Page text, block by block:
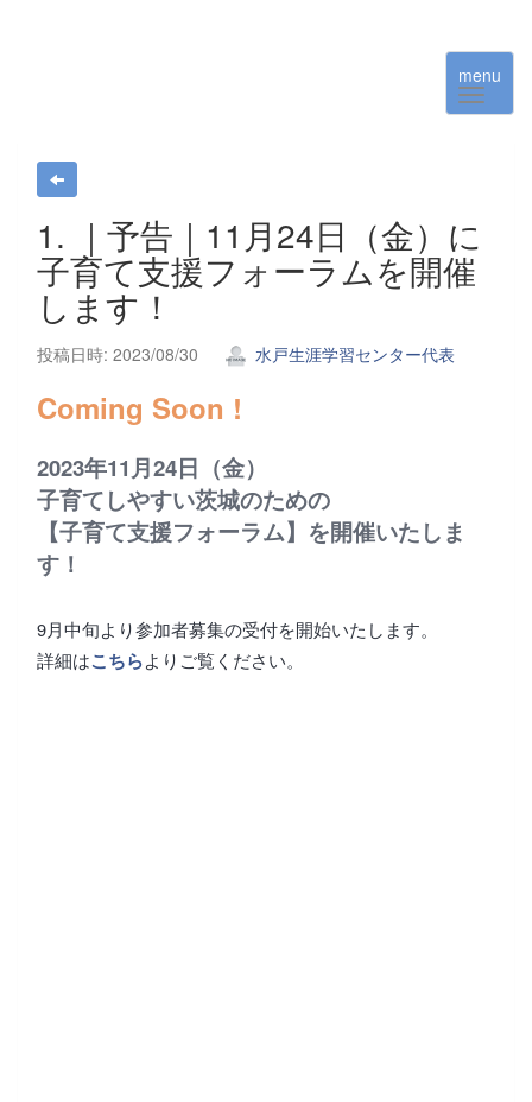
menu
1. ｜予告｜11月24日（金）に
子育て支援フォーラムを開催
します！
投稿日時: 2023/08/30 水戸生涯学習センター代表
Coming Soon !
2023年11月24日（金）
子育てしやすい茨城のための
【子育て支援フォーラム】を開催いたしま
す！
9月中旬より参加者募集の受付を開始いたします。
詳細はこちらよりご覧ください。